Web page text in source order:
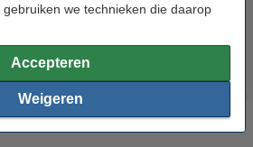
we technieken die daarop
Accepteren
Weigeren
€ 6,95 Inclusief 21% BTW